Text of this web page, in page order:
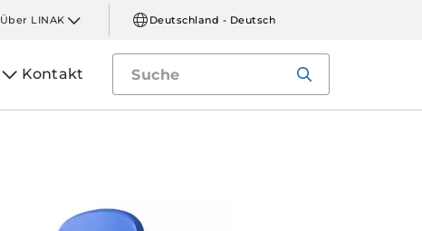
Über LINAK Deutschland - Deutsch
Kontakt